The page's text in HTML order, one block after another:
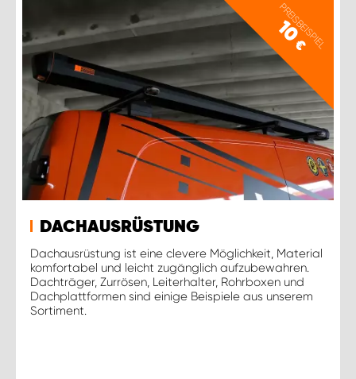
PREISBEISPIEL
10
€
DACHAUSRÜSTUNG
Dachausrüstung ist eine clevere Möglichkeit, Material
komfortabel und leicht zugänglich aufzubewahren.
Dachträger, Zurrösen, Leiterhalter, Rohrboxen und
Dachplattformen sind einige Beispiele aus unserem
Sortiment.